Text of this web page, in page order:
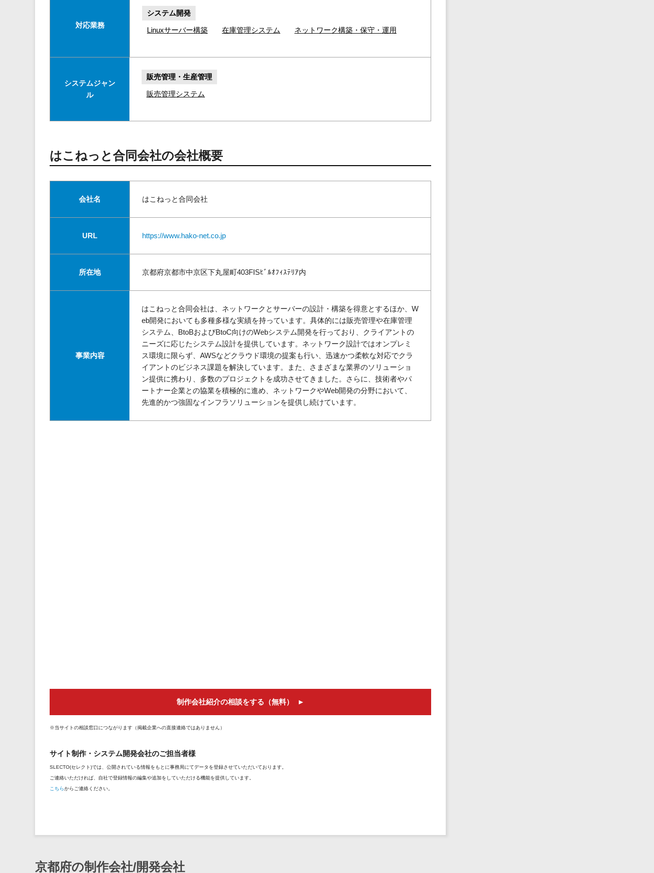
対応業務
システム開発
Linuxサーバー構築 在庫管理システム ネットワーク構築・保守・運用
システムジャン
ル
販売管理・生産管理
販売管理システム
はこねっと合同会社の会社概要
会社名 はこねっと合同会社
URL https://www.hako-net.co.jp
所在地 京都府京都市中京区下丸屋町403FISﾋﾞﾙｵﾌｨｽﾃﾘｱ内
事業内容
はこねっと合同会社は、ネットワークとサーバーの設計・構築を得意とするほか、W
eb開発においても多種多様な実績を持っています。具体的には販売管理や在庫管理
システム、BtoBおよびBtoC向けのWebシステム開発を行っており、クライアントの
ニーズに応じたシステム設計を提供しています。ネットワーク設計ではオンプレミ
ス環境に限らず、AWSなどクラウド環境の提案も行い、迅速かつ柔軟な対応でクラ
イアントのビジネス課題を解決しています。また、さまざまな業界のソリューショ
ン提供に携わり、多数のプロジェクトを成功させてきました。さらに、技術者やパ
ートナー企業との協業を積極的に進め、ネットワークやWeb開発の分野において、
先進的かつ強固なインフラソリューションを提供し続けています。
制作会社紹介の相談をする（無料）
※当サイトの相談窓口につながります（掲載企業への直接連絡ではありません）
サイト制作・システム開発会社のご担当者様
SLECTO(セレクト)では、公開されている情報をもとに事務局にてデータを登録させていただいております。
ご連絡いただければ、自社で登録情報の編集や追加をしていただける機能を提供しています。
こちらからご連絡ください。
京都府の制作会社/開発会社